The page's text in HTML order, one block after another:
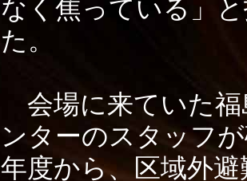
なく焦っている」
た。
会場に来ていた福
ンターのスタッフ
年度から、区域外